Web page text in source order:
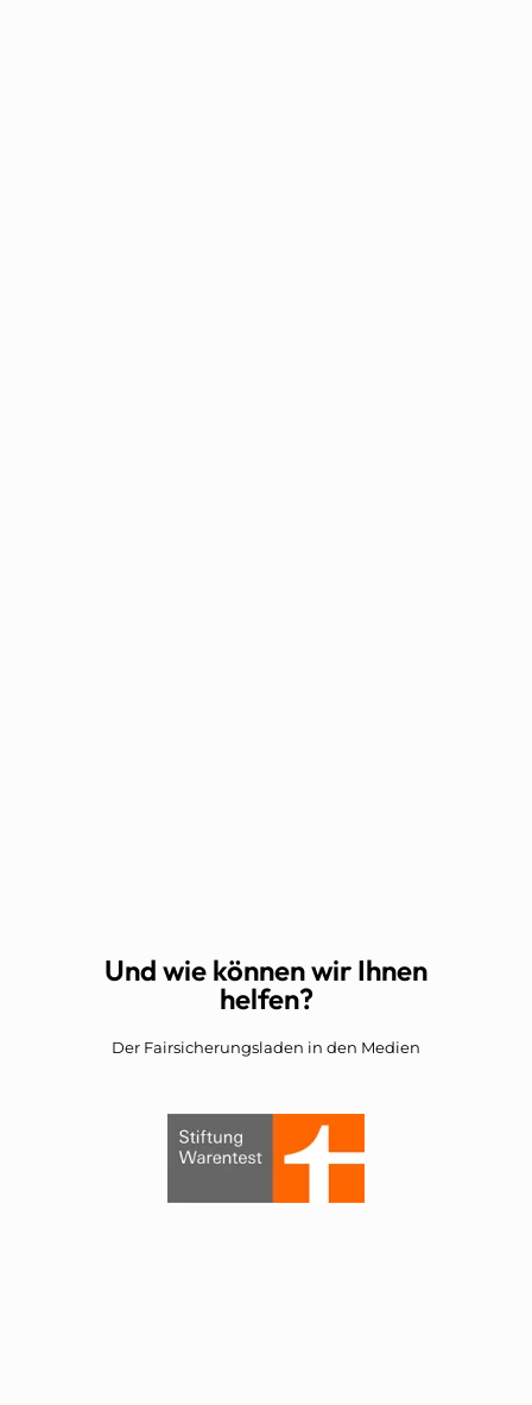
Und wie können wir Ihnen
helfen?
Der Fairsicherungsladen in den Medien